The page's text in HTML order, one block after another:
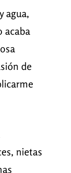
agua,
acaba
de
nietas